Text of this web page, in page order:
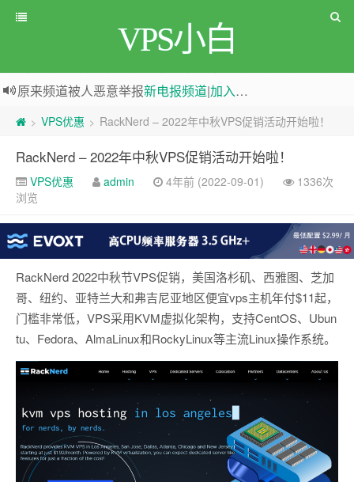
VPS小白
原来频道被人恶意举报新电报频道|加入电报群
greenwebpage|香港|日本|新加坡|美国等多地vps测评|移动直连|1Gbps带宽|年付€29
> VPS优惠 > RackNerd – 2022年中秋VPS促销活动开始啦！
RackNerd – 2022年中秋VPS促销活动开始啦！
VPS优惠 admin 4年前 (2022-09-01)
1336次
浏览
RackNerd 2022中秋节VPS促销，美国洛杉矶、西雅图、芝加
哥、纽约、亚特兰大和弗吉尼亚地区便宜vps主机年付$11起，
门槛非常低，VPS采用KVM虚拟化架构，支持CentOS、Ubun
tu、Fedora、AlmaLinux和RockyLinux等主流Linux操作系统。